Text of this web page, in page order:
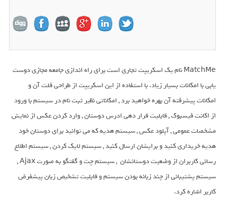
MatchMe نام یک اسکریپت تجاری است برای راه اندازی جامعه مجازی دوست
یابی با امکانات بسیار زیاد. با استفاده از این اسکریپت از طراحی فلت آن و
امکانات پیشرفته آن بهره خواهید برد , امکاناتی نظیر ثبت نام در سیستم با ورود
از اکانت فیسبوک , قابلیت قرار دهی ادرس دوستان ,وارد کردن عکس از نمایش
مشخصات عمومی, آپلود عکس , سیستم هدیه که می توانید برای دوستان خود
هدیه خریداری کنید و برایشان ارسال کنید , سیستم لایک کردن , سیستم اطلاع
رسانی کاربران از وضعیت دوستانشان , سیستم چت و گفتگو به صورت Ajax ,
سیستم پشتیبانی از چند زبانه بودن سیستم و قابلیت تشخیص زبان پیشفرض
کاربر اشاره کرد.